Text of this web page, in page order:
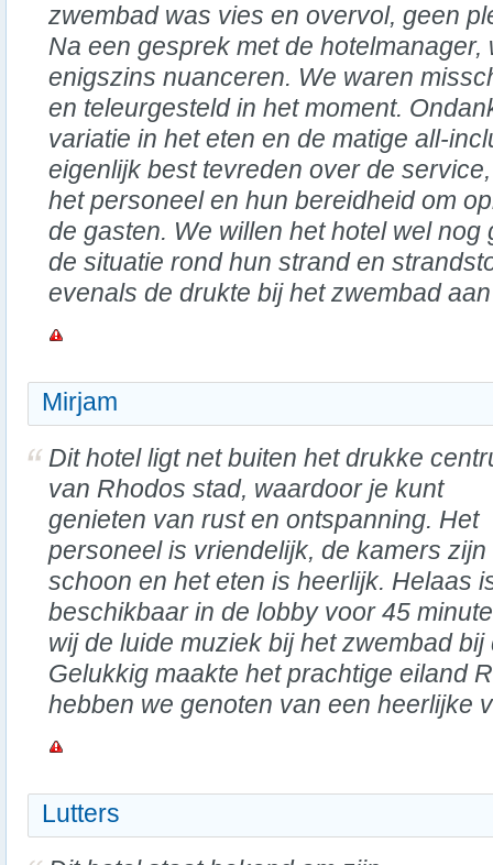
zwembad was vies en overvol, geen
Na een gesprek met de
enigszins nuanceren. We waren
en teleurgesteld in het moment.
variatie in het eten en de matige all-
eigenlijk best tevreden over de
het personeel en hun bereidheid om
de gasten. We willen het hotel wel nog
de situatie rond hun strand en
evenals de drukte bij het zwembad
Mirjam
Dit hotel ligt net buiten het drukke
van Rhodos stad, waardoor je kunt
genieten van rust en ontspanning. Het
personeel is vriendelijk, de kamers zijn
schoon en het eten is heerlijk. Helaas
beschikbaar in de lobby voor 45
wij de luide muziek bij het zwembad
Gelukkig maakte het prachtige eiland
hebben we genoten van een heerlijke
Lutters